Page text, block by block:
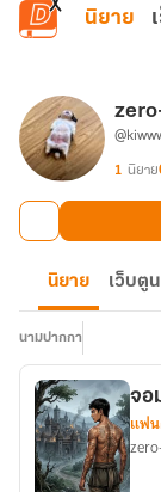
ข้ามไปยังเนื้อหาห
นิยาย
1 นิยาย
นิยาย เว็บตูน
นามปากกา
จอ
แฟ